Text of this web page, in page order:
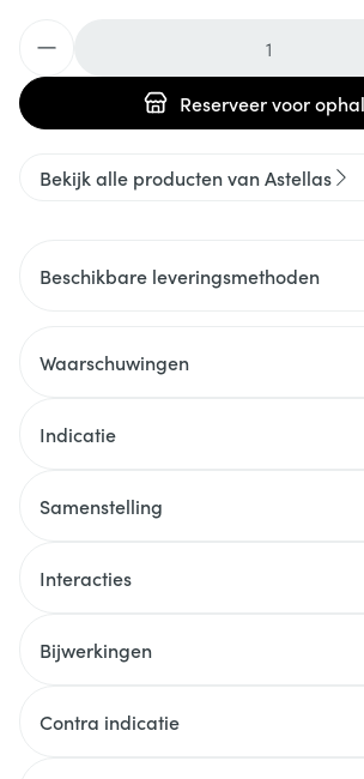
Reserveervoor
Bekijk alle producten van Astellas
Beschikbare leveringsmethoden
Waarschuwingen
Indicatie
Samenstelling
Interacties
Bijwerkingen
Contra indicatie